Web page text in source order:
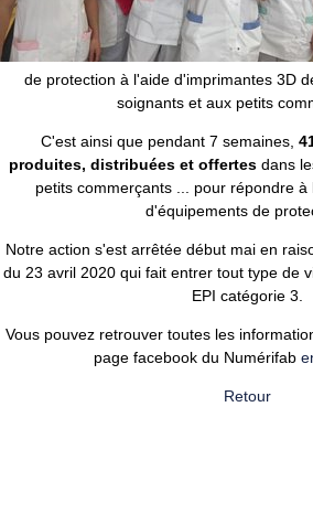
de protection à l'aide d'imprimantes 3D
soignants et aux petits
C'est ainsi que pendant 7 semaines,
produites, distribuées et offertesdans
petits commerçants ... pour répondre
d'équipements de
Notre action s'est arrêtée début mai en
du 23 avril 2020 qui fait entrer tout type de
EPI catégorie 3.
Vous pouvez retrouver toutes les
page facebook du Numérifab
Retour